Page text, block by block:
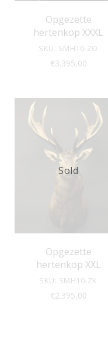
Opgezette
hertenkop XXXL
SKU: SMH10-ZO
€3.395,00
Opgezette
hertenkop XXL
SKU: SMH10-ZK
€2.395,00
Sold